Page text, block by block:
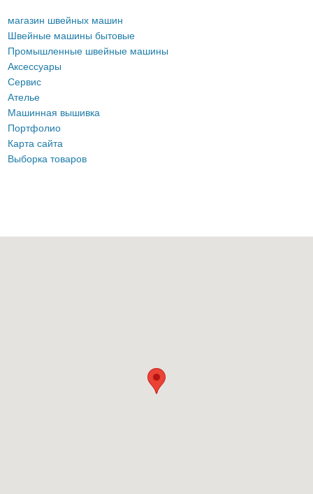
магазин швейных машин
Швейные машины бытовые
Промышленные швейные машины
Аксессуары
Сервис
Ателье
Машинная вышивка
Портфолио
Карта сайта
Выборка товаров